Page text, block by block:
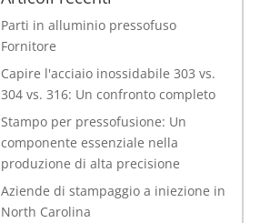
Parti in alluminio pressofuso
Fornitore
Capire l'acciaio inossidabile 303 vs.
304 vs. 316: Un confronto completo
Stampo per pressofusione: Un
componente essenziale nella
produzione di alta precisione
Aziende di stampaggio a iniezione in
North Carolina